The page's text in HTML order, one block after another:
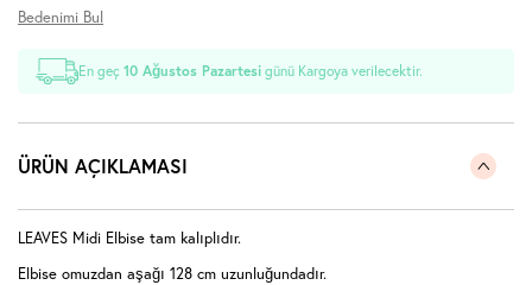
Bedenimi Bul
En geç10 Ağustos Pazartesi günü Kargoya verilecektir.
ÜRÜN AÇIKLAMASI
LEAVES Midi Elbise tam kalıplıdır.
Elbise omuzdan aşağı 128 cm uzunluğundadır.